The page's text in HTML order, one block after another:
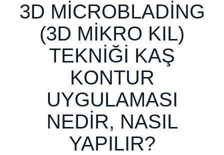
3D MICROBLADING
(3D MIKRO KIL)
TEKNIĞI KAŞ
KONTUR
UYGULAMASI
NEDIR, NASIL
YAPILIR?